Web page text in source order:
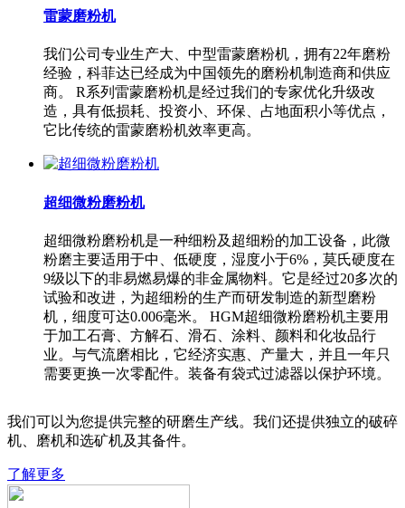
雷蒙磨粉机
我们公司专业生产大、中型雷蒙磨粉机，拥有22年磨粉
经验，科菲达已经成为中国领先的磨粉机制造商和供应
商。 R系列雷蒙磨粉机是经过我们的专家优化升级改
造，具有低损耗、投资小、环保、占地面积小等优点，
它比传统的雷蒙磨粉机效率更高。
超细微粉磨粉机
超细微粉磨粉机是一种细粉及超细粉的加工设备，此微
粉磨主要适用于中、低硬度，湿度小于6%，莫氏硬度在
9级以下的非易燃易爆的非金属物料。它是经过20多次的
试验和改进，为超细粉的生产而研发制造的新型磨粉
机，细度可达0.006毫米。 HGM超细微粉磨粉机主要用
于加工石膏、方解石、滑石、涂料、颜料和化妆品行
业。与气流磨相比，它经济实惠、产量大，并且一年只
需要更换一次零配件。装备有袋式过滤器以保护环境。
我们可以为您提供完整的研磨生产线。我们还提供独立的破碎
机、磨机和选矿机及其备件。
了解更多